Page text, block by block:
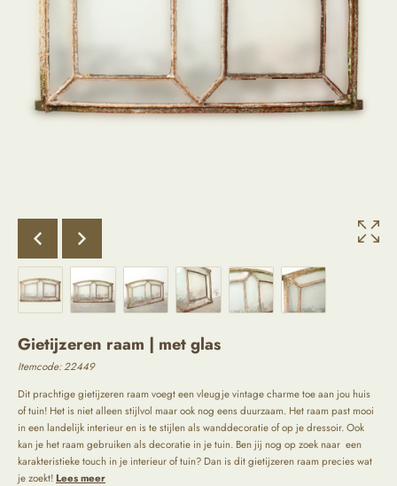
Gietijzeren raam | met glas
Itemcode: 22449
Dit prachtige gietijzeren raam voegt een vleugje vintage charme toe aan jou huis
of tuin! Het is niet alleen stijlvol maar ook nog eens duurzaam. Het raam past mooi
in een landelijk interieur en is te stijlen als wanddecoratie of op je dressoir. Ook
kan je het raam gebruiken als decoratie in je tuin. Ben jij nog op zoek naar een
karakteristieke touch in je interieur of tuin? Dan is dit gietijzeren raam precies wat
je zoekt!Lees meer